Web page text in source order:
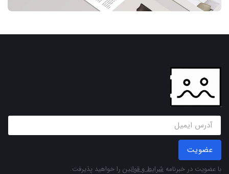
عضویت
با عضویت در خبرنامه شرایط و قوانین را خواهید پذیرفت.